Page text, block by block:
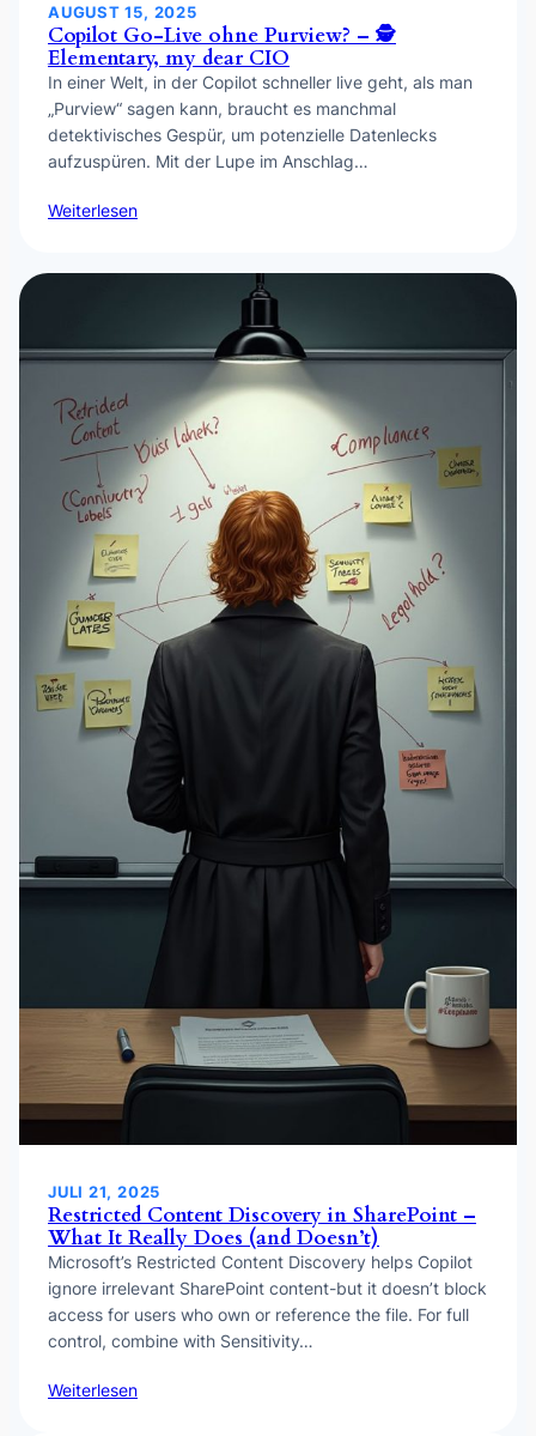
AUGUST 15, 2025
Copilot Go-Live ohne Purview? – 🕵️
Elementary, my dear CIO
In einer Welt, in der Copilot schneller live geht, als man
„Purview“ sagen kann, braucht es manchmal
detektivisches Gespür, um potenzielle Datenlecks
aufzuspüren. Mit der Lupe im Anschlag…
Weiterlesen
JULI 21, 2025
Restricted Content Discovery in SharePoint –
What It Really Does (and Doesn’t)
Microsoft’s Restricted Content Discovery helps Copilot
ignore irrelevant SharePoint content-but it doesn’t block
access for users who own or reference the file. For full
control, combine with Sensitivity…
Weiterlesen